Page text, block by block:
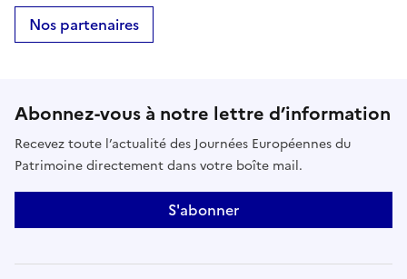
Nos partenaires
Abonnez-vous à notre lettre d’information
Recevez toute l’actualité des Journées Européennes du
Patrimoine directement dans votre boîte mail.
S'abonner